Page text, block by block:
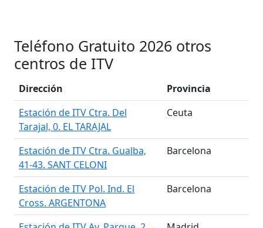
Teléfono Gratuito 2026 otros
centros de ITV
Dirección
Provincia
Estación de ITV Ctra. Del
Tarajal, 0. EL TARAJAL
Ceuta
Estación de ITV Ctra. Gualba,
41-43. SANT CELONI
Barcelona
Estación de ITV Pol. Ind. El
Cross. ARGENTONA
Barcelona